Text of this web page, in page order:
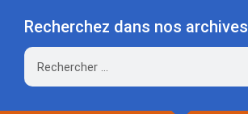
Recherchez dans nos archives
Rechercher